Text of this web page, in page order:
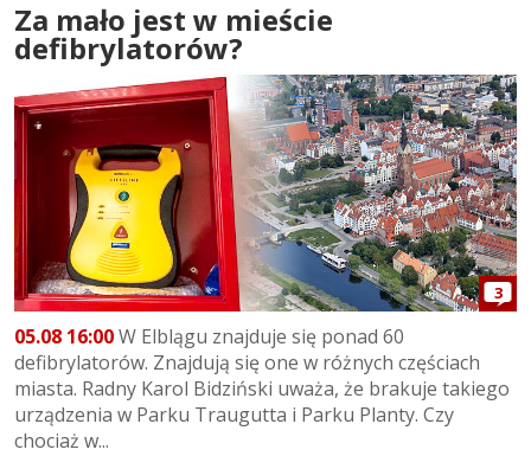
Za mało jest w mieście
defibrylatorów?
3
05.08 16:00W Elblągu znajduje się ponad 60
defibrylatorów. Znajdują się one w różnych częściach
miasta. Radny Karol Bidziński uważa, że brakuje takiego
urządzenia w Parku Traugutta i Parku Planty. Czy
chociaż w...